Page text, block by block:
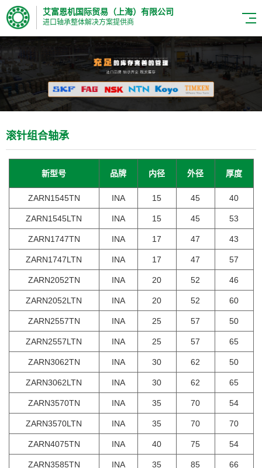
艾富恩机国际贸易（上海）有限公司
进口轴承整体解决方案提供商
滚针组合轴承
新型号 品牌 内径 外径 厚度
ZARN1545TN INA 15 45 40
ZARN1545LTN INA 15 45 53
ZARN1747TN INA 17 47 43
ZARN1747LTN INA 17 47 57
ZARN2052TN INA 20 52 46
ZARN2052LTN INA 20 52 60
ZARN2557TN INA 25 57 50
ZARN2557LTN INA 25 57 65
ZARN3062TN INA 30 62 50
ZARN3062LTN INA 30 62 65
ZARN3570TN INA 35 70 54
ZARN3570LTN INA 35 70 70
ZARN4075TN INA 40 75 54
ZARN3585TN INA 35 85 66